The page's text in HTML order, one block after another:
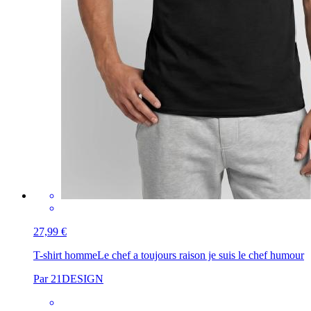
27,99 €
T-shirt hommeLe chef a toujours raison je suis le chef humour
Par 21DESIGN